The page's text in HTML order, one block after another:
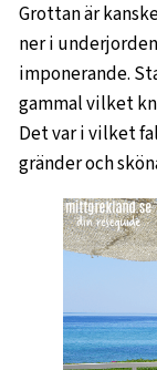
Grottan är
ner i
imponerande.
gammal vilket
Det var i vilket
gränder och